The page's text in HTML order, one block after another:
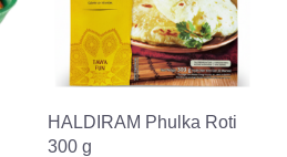
HALDIRAM Phulka Roti
300 g